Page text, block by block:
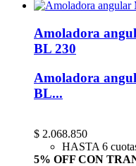
Amoladora
BL 230
Amoladora
BL...
$ 2.068.850
HASTA 6
5% OFF CON